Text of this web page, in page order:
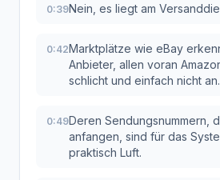
0:39Nein, es liegt am
0:42Marktplätze wie eBay
Anbieter, allen voran
schlicht und einfach nicht an.
0:49Deren Sendungsnummern,
anfangen, sind für das
praktisch Luft.